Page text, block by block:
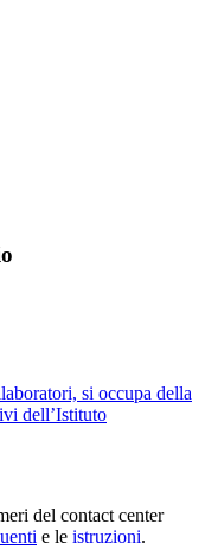
si occupa della
dell’Istituto
del contact center
e le istruzioni.